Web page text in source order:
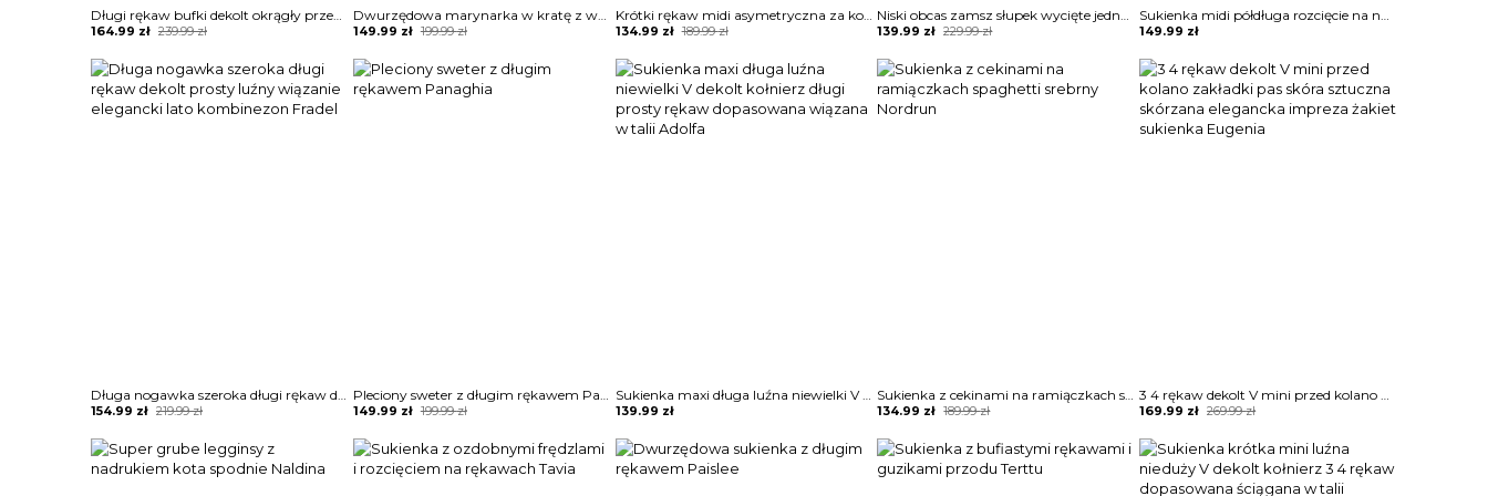
Długi rękaw bufki dekolt okrągły przeźroczysta koraliki długa maxi do ziemi wieczorowa impreza rozcięcie marszczenie suknia sukienka Glendora
239.99zł
Original
was:
239.99 zł.
164.99 zł
Current
is:
164.99 zł.
Dwurzędowa marynarka w kratę z wyciętym dekoltem kurtka Jayna
199.99zł
Original
was:
199.99 zł.
149.99 zł
Current
is:
149.99 zł.
Krótki rękaw midi asymetryczna za kolano elegancka do pracy sylwester wesele sukienka Ligiana
189.99zł
Original
was:
189.99 zł.
134.99 zł
Current
is:
134.99 zł.
Niski obcas zamsz słupek wycięte jednolite zamek na co dzień casual botki damskie buty Benfje
229.99zł
Original
was:
229.99 zł.
139.99 zł
Current
is:
139.99 zł.
Sukienka midi półdługa rozcięcie na nogę marszczona w talii podkreślona talia koszulowa kołnierzyk dekolt v mankiety długi rękaw panterka cętki Lonna
149.99 zł
Długa nogawka szeroka długi rękaw dekolt prosty luźny wiązanie elegancki lato kombinezon Fradel
219.99zł
Original
was:
219.99 zł.
154.99 zł
Current
is:
154.99 zł.
Pleciony sweter z długim rękawem Panaghia
199.99zł
Original
was:
199.99 zł.
149.99 zł
Current
is:
149.99 zł.
Sukienka maxi długa luźna niewielki V dekolt kołnierz długi prosty rękaw dopasowana wiązana w talii Adolfa
139.99 zł
Sukienka z cekinami na ramiączkach spaghetti srebrny Nordrun
189.99zł
Original
was:
189.99 zł.
134.99 zł
Current
is:
134.99 zł.
3 4 rękaw dekolt V mini przed kolano zakładki pas skóra sztuczna skórzana elegancka impreza żakiet sukienka Eugenia
269.99zł
Original
was:
269.99 zł.
169.99 zł
Current
is:
169.99 zł.